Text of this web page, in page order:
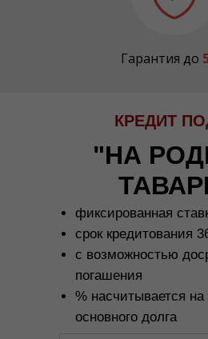
Гарантия до
КРЕДИТ
"НА
фиксированная
срок кредитования
с возможностью
погашения
% насчитывается на
основного долга
3D проект вашей